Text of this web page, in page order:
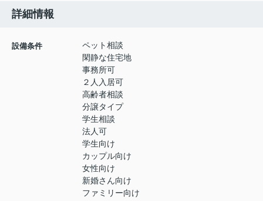
詳細情報
設備条件
ペット相談
閑静な住宅地
事務所可
２人入居可
高齢者相談
分譲タイプ
学生相談
法人可
学生向け
カップル向け
女性向け
新婚さん向け
ファミリー向け